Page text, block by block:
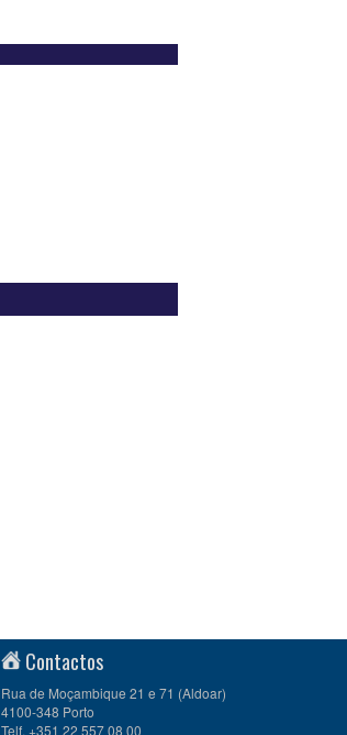
Contactos
Rua de Moçambique 21 e 71 (Aldoar)
4100-348 Porto
Telf. +351 22 557 08 00